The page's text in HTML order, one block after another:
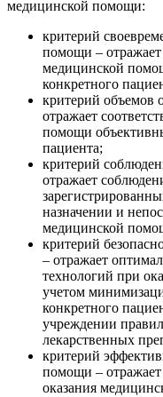
медицинской помощи:
критерий
помощи – отражает
медицинской
конкретного
критерий объемов
отражает
помощи
пациента;
критерий
отражает
назначении и
медицинской
критерий
– отражает
технологий при
учетом
конкретного
учреждении
лекарственных
критерий
помощи – отражает
оказания